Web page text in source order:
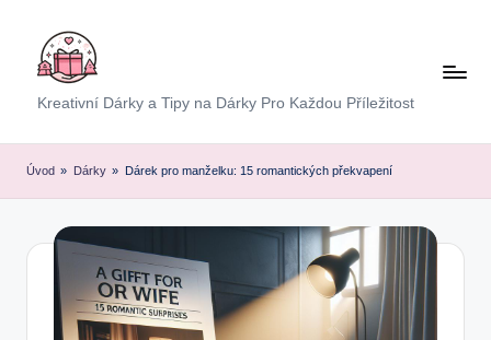
content
E
x
p
e
Kreativní Dárky a Tipy na Dárky Pro Každou Příležitost
Úvod » Dárky » Dárek pro manželku: 15 romantických překvapení